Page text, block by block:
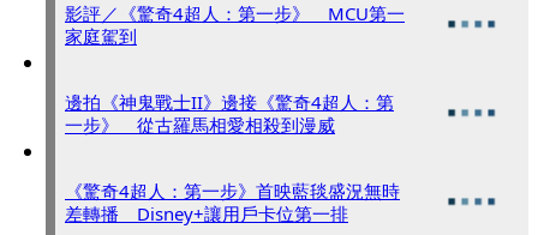
影評／《驚奇4超人：第一步》 MCU第一
家庭駕到
邊拍《神鬼戰士II》邊接《驚奇4超人：第
一步》 從古羅馬相愛相殺到漫威
《驚奇4超人：第一步》首映藍毯盛況無時
差轉播 Disney+讓用戶卡位第一排